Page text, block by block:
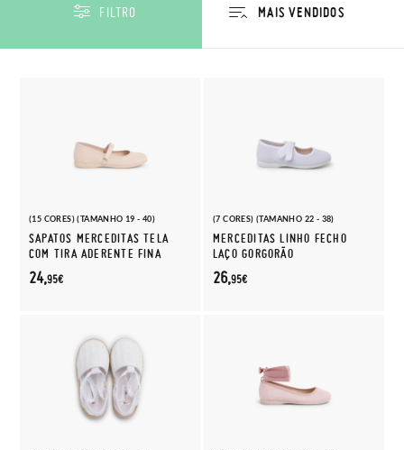
FILTRO
(15 CORES) (TAMANHO 19 - 40)
SAPATOS MERCEDITAS TELA
COM TIRA ADERENTE FINA
24,95€
(7 CORES) (TAMANHO 22 - 38)
MERCEDITAS LINHO FECHO
LAÇO GORGORÃO
26,95€